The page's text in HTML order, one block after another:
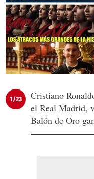
1/23
Cristiano
el Real Madrid,
Balón de Oro